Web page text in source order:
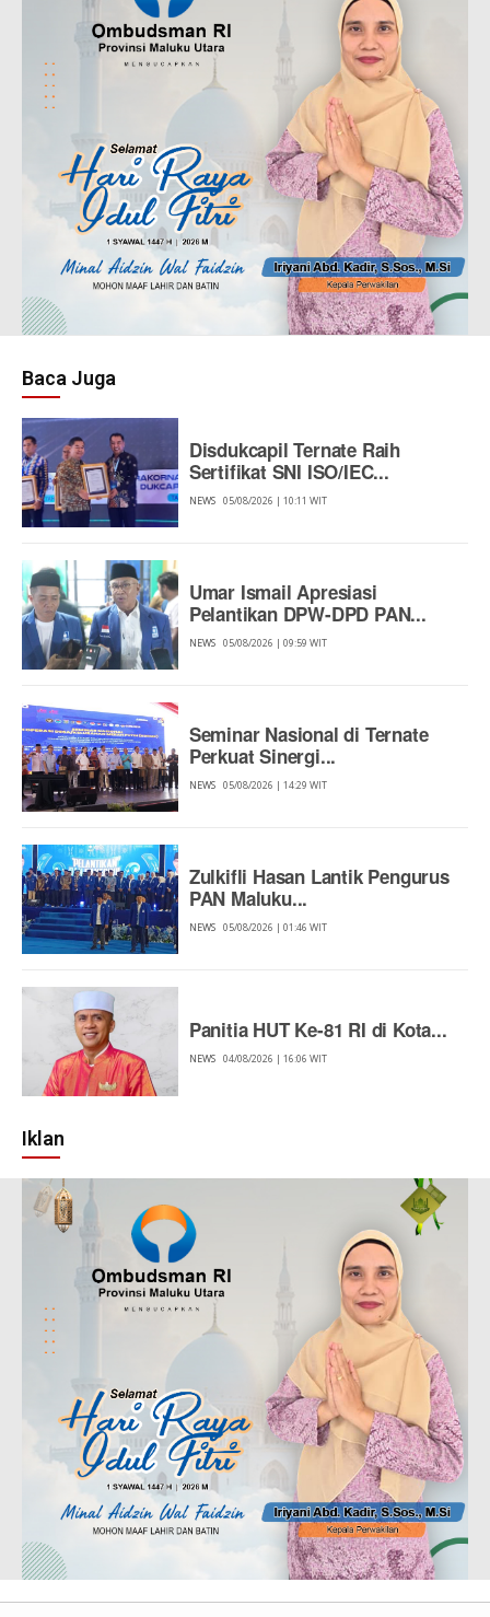
Baca Juga
Disdukcapil Ternate Raih
Sertifikat SNI ISO/IEC...
NEWS 05/08/2026 | 10:11 WIT
Umar Ismail Apresiasi
Pelantikan DPW-DPD PAN...
NEWS 05/08/2026 | 09:59 WIT
Seminar Nasional di Ternate
Perkuat Sinergi...
NEWS 05/08/2026 | 14:29 WIT
Zulkifli Hasan Lantik Pengurus
PAN Maluku...
NEWS 05/08/2026 | 01:46 WIT
Panitia HUT Ke-81 RI di Kota...
NEWS 04/08/2026 | 16:06 WIT
Iklan